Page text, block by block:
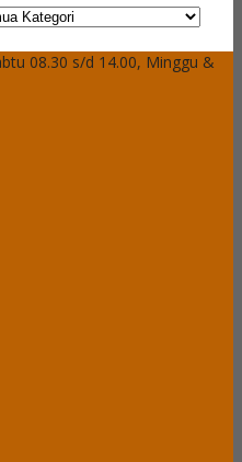
08.30 s/d 14.00, Minggu &